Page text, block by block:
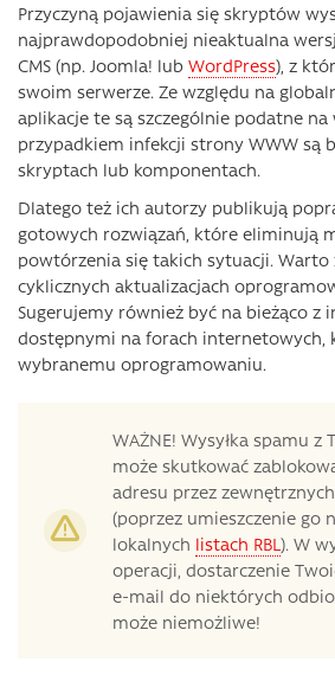
Przyczyną pojawienia się skryptów
najprawdopodobniej nieaktualna
CMS (np. Joomla! lub WordPress), z
swoim serwerze. Ze względu na
aplikacje te są szczególnie podatne na
przypadkiem infekcji strony WWW są
skryptach lub komponentach.
Dlatego też ich autorzy publikują
gotowych rozwiązań, które eliminują
powtórzenia się takich sytuacji.
cyklicznych aktualizacjach
Sugerujemy również być na bieżąco z
dostępnymi na forach internetowych,
wybranemu oprogramowaniu.
WAŻNE! Wysyłka spamu z
może skutkować
adresu przez
(poprzez umieszczenie go
lokalnych listach RBL). W
operacji, dostarczenie
e-mail do niektórych
może niemożliwe!